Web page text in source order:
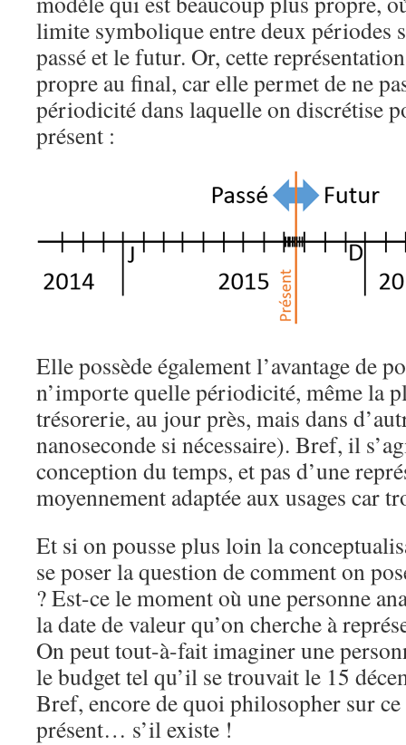
limite symbolique entre deux périodes
passé et le futur. Or, cette
propre au final, car elle permet de ne
périodicité dans laquelle on discrétise
présent :
Elle possède également l’avantage de
n’importe quelle périodicité, même la
trésorerie, au jour près, mais dans
nanoseconde si nécessaire). Bref, il
conception du temps, et pas d’une
moyennement adaptée aux usages car
Et si on pousse plus loin la
se poser la question de comment on
? Est-ce le moment où une personne
la date de valeur qu’on cherche à
On peut tout-à-fait imaginer une
le budget tel qu’il se trouvait le 15
Bref, encore de quoi philosopher sur
présent… s’il existe !